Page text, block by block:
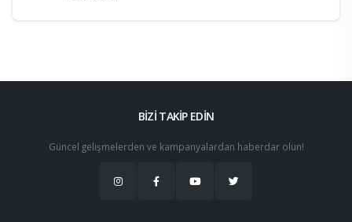
BİZİ TAKİP EDİN
Güncel gelişmelerden ve kampanyalardan haberdar olun!